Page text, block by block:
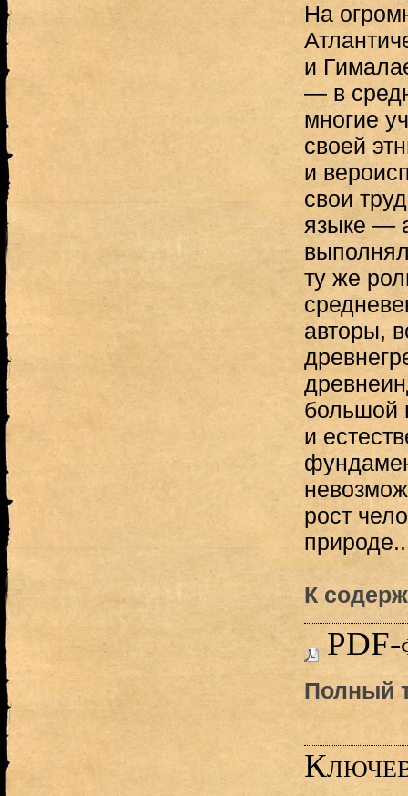
На
и
— в
многие
своей
и
свои
языке —
ту же
авторы,
большой
и
рост
К
PDF-
Полный